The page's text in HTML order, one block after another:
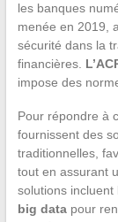
les banques
menée en 2019,
sécurité dans la
financières.
impose des
Pour répondre à
fournissent des
traditionnelles,
tout en assurant
solutions incluent
big datapour